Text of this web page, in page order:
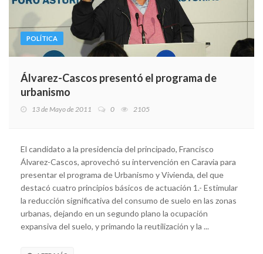
POLÍTICA
Álvarez-Cascos presentó el programa de
urbanismo
13 de Mayo de 2011 0 2105
El candidato a la presidencia del principado, Francisco
Álvarez-Cascos, aprovechó su intervención en Caravia para
presentar el programa de Urbanismo y Vivienda, del que
destacó cuatro principios básicos de actuación 1.- Estimular
la reducción significativa del consumo de suelo en las zonas
urbanas, dejando en un segundo plano la ocupación
expansiva del suelo, y primando la reutilización y la ...